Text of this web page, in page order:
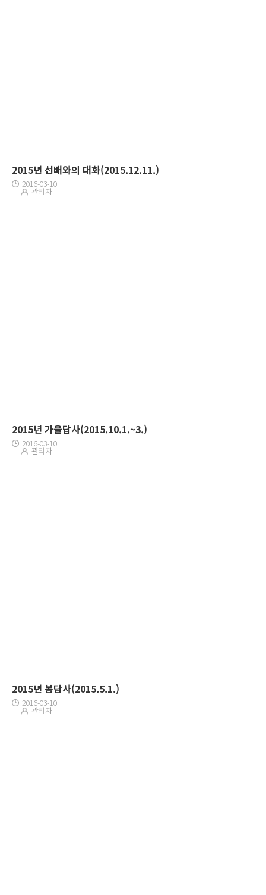
2015년 선배와의 대화(2015.12.11.)
2016-03-10
관리자
2015년 가을답사(2015.10.1.~3.)
2016-03-10
관리자
2015년 봄답사(2015.5.1.)
2016-03-10
관리자